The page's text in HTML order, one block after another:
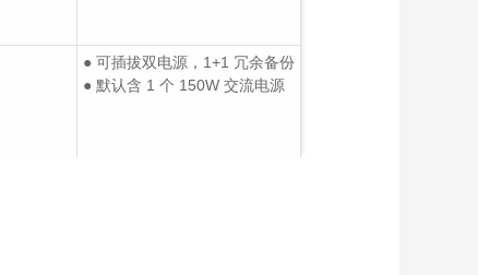
● 可插拔双电源，1+1 冗余备份
● 默认含 1 个 150W 交流电源